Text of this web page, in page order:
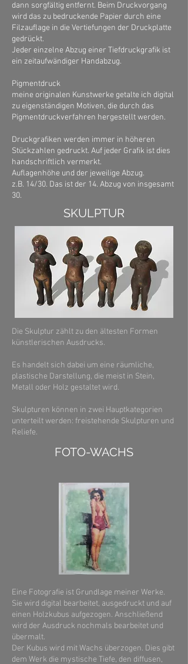
dann sorgfältig entfernt. Beim Druckvorgang
wird das zu bedruckende Papier durch eine
Filzauflage in die Vertiefungen der Druckplatte
gedrückt.
Jeder einzelne Abzug einer Tiefdruckgrafik ist
ein zeitaufwändiger Handabzug.
Pigmentdruck
meine originalen Kunstwerke getalte ich digital
zu eigenständigen Motiven, die durch das
Pigmentdruckverfahren hergestellt werden.
Druckgrafiken werden immer in höheren
Stückzahlen gedruckt. Auf jeder Grafik ist dies
handschriftlich vermerkt.
Auflagenhöhe und der jeweilige Abzug.
z.B. 14/30. Das ist der 14. Abzug von insgesamt
30.
SKULPTUR
Die Skulptur zählt zu den ältesten Formen
künstlerischen Ausdrucks.
Es handelt sich dabei um eine räumliche,
plastische Darstellung, die meist in Stein,
Metall oder Holz gestaltet wird.
Skulpturen können in zwei Hauptkategorien
unterteilt werden: freistehende Skulpturen und
Reliefe.
FOTO-WACHS
Eine Fotografie ist Grundlage meiner Werke.
Sie wird digital bearbeitet, ausgedruckt und auf
einen Holzkubus aufgezogen. Anschließend
wird der Ausdruck nochmals bearbeitet und
übermalt.
Der Kubus wird mit Wachs überzogen. Dies gibt
dem Werk die mystische Tiefe, den diffusen,